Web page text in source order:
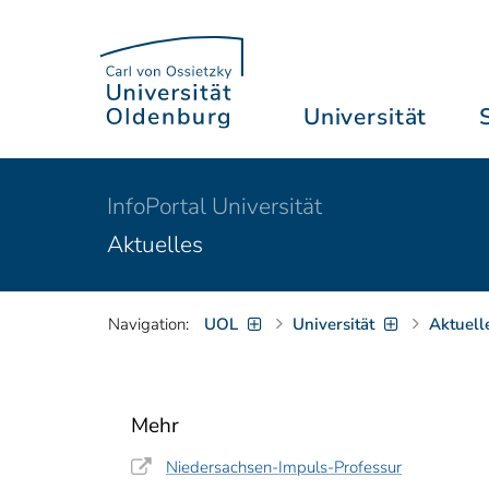
Universität
InfoPortal Universität
Aktuelles
Navigation: UOL Universität
Mehr
Niedersachsen-Impuls-Professur